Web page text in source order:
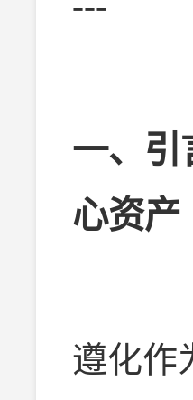
一、引
心资产
遵化作